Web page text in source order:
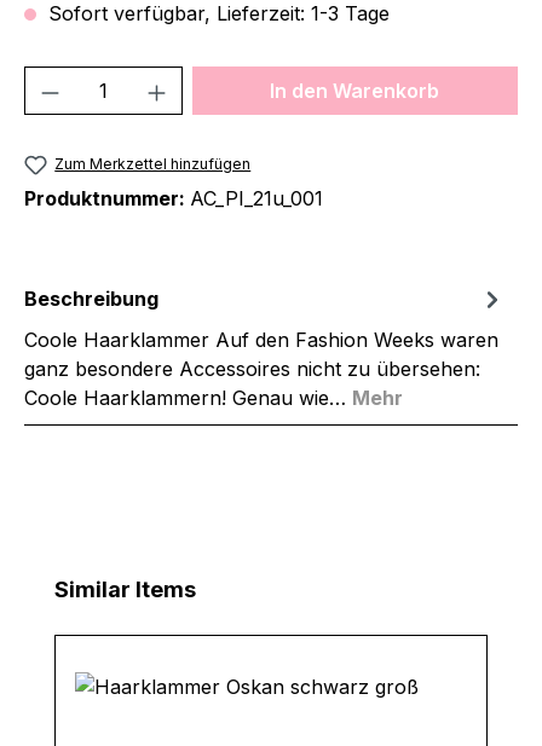
Sofort verfügbar, Lieferzeit: 1-3 Tage
Produkt Anzahl: Gib denIn den Warenkorb
Zum Merkzettel hinzufügen
Produktnummer: AC_PI_21u_001
Beschreibung
Coole Haarklammer Auf den Fashion Weeks waren
ganz besondere Accessoires nicht zu übersehen:
Coole Haarklammern! Genau wie… Mehr
Produktgalerie überspringen
Similar Items